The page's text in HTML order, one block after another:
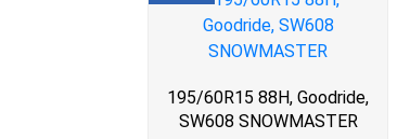
195/60R15 88H, Goodride,
SW608 SNOWMASTER